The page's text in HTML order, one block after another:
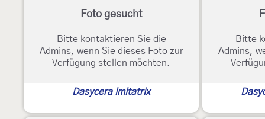
Foto gesucht
Bitte kontaktieren Sie die
Admins, wenn Sie dieses Foto zur
Verfügung stellen möchten.
Dasycera imitatrix
-
Bitte
Admins,